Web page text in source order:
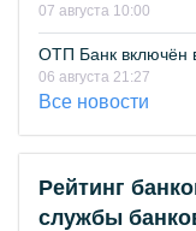
07 августа 10:00
ОТП Банк включён
06 августа 21:27
Все новости
Рейтинг
службы